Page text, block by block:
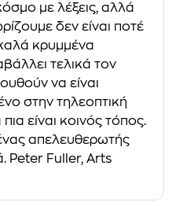
µε λέξεις, αλλά
δεν είναι ποτέ
κρυµµένα
τελικά τον
να είναι
στην τηλεοπτική
είναι κοινός τόπος.
απελευθερωτής
Peter Fuller, Arts